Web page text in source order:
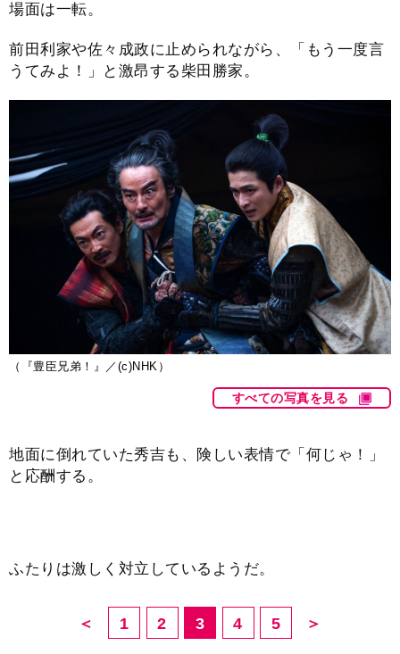
場面は一転。
前田利家や佐々成政に止められながら、「もう一度言
うてみよ！」と激昂する柴田勝家。
（『豊臣兄弟！』／(c)NHK）
すべての写真を見る
地面に倒れていた秀吉も、険しい表情で「何じゃ！」
と応酬する。
ふたりは激しく対立しているようだ。
＜ 1 2 3 4 5 ＞